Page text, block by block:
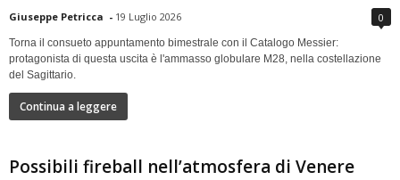
Giuseppe Petricca - 19 Luglio 2026 0
Torna il consueto appuntamento bimestrale con il Catalogo Messier:
protagonista di questa uscita è l'ammasso globulare M28, nella costellazione
del Sagittario.
Continua a leggere
Possibili fireball nell’atmosfera di Venere